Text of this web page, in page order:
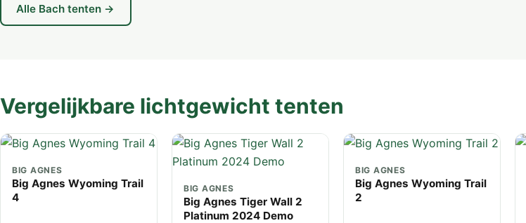
Alle Bach tenten →
Vergelijkbare lichtgewicht tenten
BIG AGNES
Big Agnes Wyoming Trail
4
BIG AGNES
Big Agnes Tiger Wall 2
Platinum 2024 Demo
BIG AGNES
Big Agnes Wyoming Trail
2